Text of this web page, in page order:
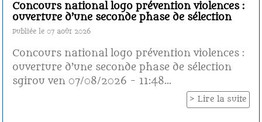
Concours national logo prévention violences :
ouverture d’une seconde phase de sélection
Publiée le 07 août 2026
Concours national logo prévention violences :
ouverture d’une seconde phase de sélection
sgirou ven 07/08/2026 - 11:48...
Lire la suite